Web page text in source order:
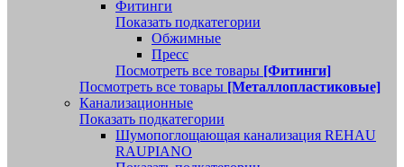
Фитинги
Показать подкатегории
Обжимные
Пресс
Посмотреть все товары [Фитинги]
Посмотреть все товары [Металлопластиковые]
Канализационные
Показать подкатегории
Шумопоглощающая канализация REHAU
RAUPIANO